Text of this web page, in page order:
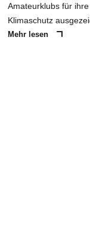
Amateurklubs für
Klimaschutz
Mehr lesen